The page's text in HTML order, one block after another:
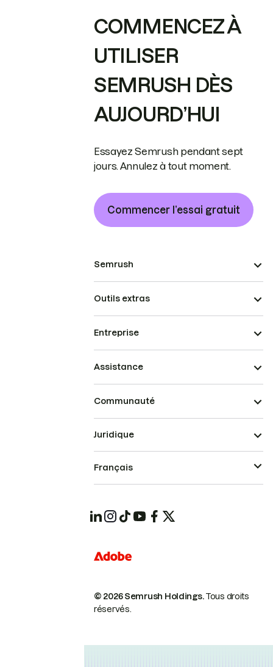
COMMENCEZ À
UTILISER
SEMRUSH DÈS
AUJOURD’HUI
Essayez Semrush pendant sept
jours. Annulez à tout moment.
Commencer l’essai gratuit
Semrush
Outils extras
Entreprise
Assistance
Communauté
© 2026 Semrush Holdings.Tous droits
réservés.
Juridique
Français